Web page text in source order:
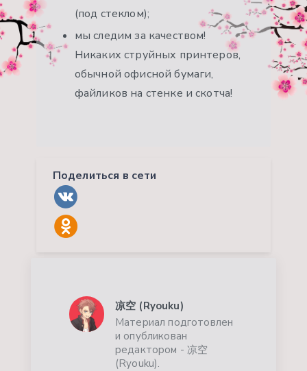
(под стеклом);
мы следим за качеством!
Никаких струйных принтеров,
обычной офисной бумаги,
файликов на стенке и скотча!
Поделиться в сети
凉空 (Ryouku)
Материал подготовлен
и опубликован
редактором - 凉空
(Ryouku).